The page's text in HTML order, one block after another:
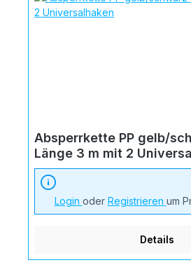
Absperrkette PP gelb/
Länge 3 m mit 2
Login oder Registrieren um
Details